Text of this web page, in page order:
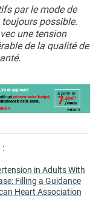
par le mode de
toujours possible.
une tension
de la qualité de
:
in Adults With
Filling a Guidance
Heart Association